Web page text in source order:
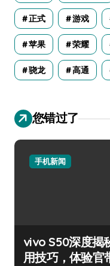
正式 游戏
苹果 荣耀
骁龙 高通
您错过了
手机新闻
vivo S50深度揭
用技巧，体验官